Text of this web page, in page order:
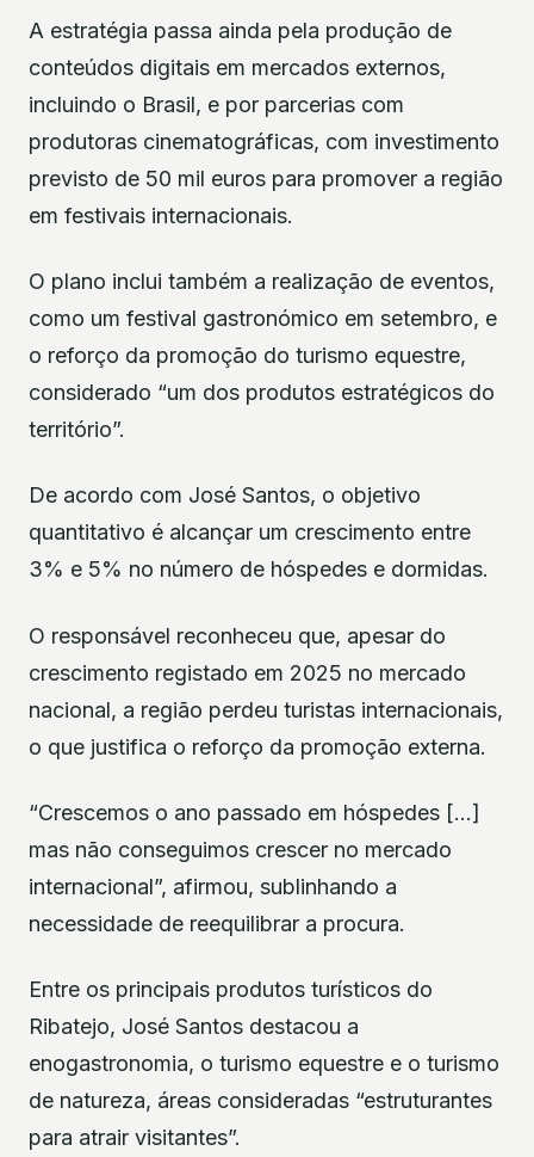
A estratégia passa ainda pela produção de
conteúdos digitais em mercados externos,
incluindo o Brasil, e por parcerias com
produtoras cinematográficas, com investimento
previsto de 50 mil euros para promover a região
em festivais internacionais.
O plano inclui também a realização de eventos,
como um festival gastronómico em setembro, e
o reforço da promoção do turismo equestre,
considerado “um dos produtos estratégicos do
território”.
De acordo com José Santos, o objetivo
quantitativo é alcançar um crescimento entre
3% e 5% no número de hóspedes e dormidas.
O responsável reconheceu que, apesar do
crescimento registado em 2025 no mercado
nacional, a região perdeu turistas internacionais,
o que justifica o reforço da promoção externa.
“Crescemos o ano passado em hóspedes […]
mas não conseguimos crescer no mercado
internacional”, afirmou, sublinhando a
necessidade de reequilibrar a procura.
Entre os principais produtos turísticos do
Ribatejo, José Santos destacou a
enogastronomia, o turismo equestre e o turismo
de natureza, áreas consideradas “estruturantes
para atrair visitantes”.